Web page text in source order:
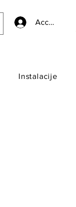
Accedi
Instalacije